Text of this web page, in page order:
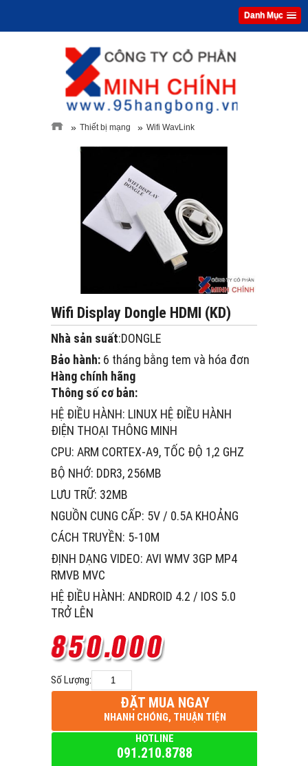
Danh Mục
» Thiết bị mạng » Wifi WavLink
Wifi Display Dongle HDMI (KD)
Nhà sản suất:DONGLE
Bảo hành: 6 tháng bằng tem và hóa đơn
Hàng chính hãng
Thông số cơ bản:
HỆ ĐIỀU HÀNH: LINUX HỆ ĐIỀU HÀNH
ĐIỆN THOẠI THÔNG MINH
CPU: ARM CORTEX-A9, TỐC ĐỘ 1,2 GHZ
BỘ NHỚ: DDR3, 256MB
LƯU TRỮ: 32MB
NGUỒN CUNG CẤP: 5V / 0.5A KHOẢNG
CÁCH TRUYỀN: 5-10M
ĐỊNH DẠNG VIDEO: AVI WMV 3GP MP4
RMVB MVC
HỆ ĐIỀU HÀNH: ANDROID 4.2 / IOS 5.0
TRỞ LÊN
Số Lượng:
ĐẶT MUA NGAY
NHANH CHÓNG, THUẬN TIỆN
HOTLINE
091.210.8788